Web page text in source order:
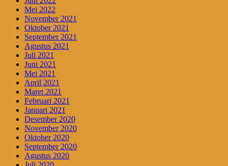
Mei 2022
November 2021
Oktober 2021
September 2021
Agustus 2021
Juli 2021
Juni 2021
Mei 2021
April 2021
Maret 2021
Februari 2021
Januari 2021
Desember 2020
November 2020
Oktober 2020
September 2020
Agustus 2020